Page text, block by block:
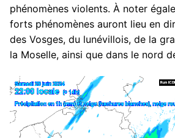
phénomènes violents. À noter
forts phénomènes auront lieu en
des Vosges, du lunévillois, de la
la Moselle, ainsi que dans le nord